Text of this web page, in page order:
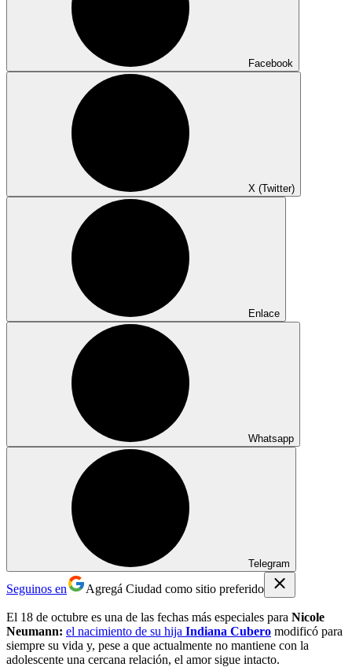
Facebook
X (Twitter)
Enlace
Whatsapp
Telegram
Seguinos en Agregá Ciudad como sitio preferido
El 18 de octubre es una de las fechas más especiales para Nicole
Neumann: el nacimiento de su hija Indiana Cubero modificó para
siempre su vida y, pese a que actualmente no mantiene con la
adolescente una cercana relación, el amor sigue intacto.